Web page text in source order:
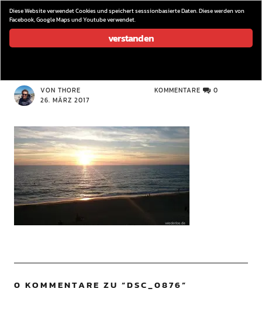
wieder los…
VON THORE
26. MÄRZ 2017
KOMMENTARE 0
0 KOMMENTARE ZU “DSC_0876”
Diese Website verwendet Cookies und speichert sesssionbasierte Daten. Diese werden von
Facebook, Google Maps und Youtube verwendet.
verstanden